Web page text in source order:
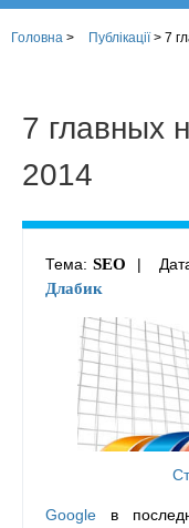
Головна > Публікації> 7
7 главных
2014
Тема:SEO |
Длабик
Google в